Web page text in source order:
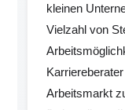
kleinen
Vielzahl von
Arbeitsmarkt